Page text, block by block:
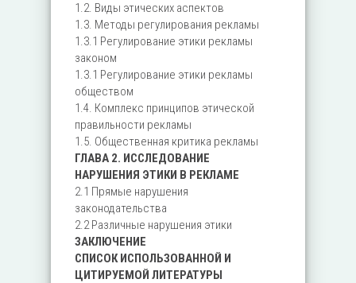
1.2. Виды этических аспектов
1.3. Методы регулирования рекламы
1.3.1 Регулирование этики рекламы
законом
1.3.1 Регулирование этики рекламы
обществом
1.4. Комплекс принципов этической
правильности рекламы
1.5. Общественная критика рекламы
ГЛАВА 2. ИССЛЕДОВАНИЕ
НАРУШЕНИЯ ЭТИКИ В РЕКЛАМЕ
2.1 Прямые нарушения
законодательства
2.2 Различные нарушения этики
ЗАКЛЮЧЕНИЕ
СПИСОК ИСПОЛЬЗОВАННОЙ И
ЦИТИРУЕМОЙ ЛИТЕРАТУРЫ